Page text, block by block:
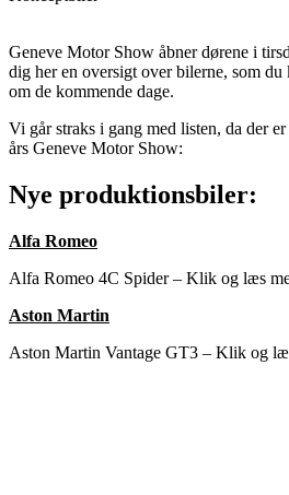
Geneve Motor Show åbner dørene i
dig her en oversigt over bilerne, som du
om de kommende dage.
Vi går straks i gang med listen, da der
års Geneve Motor Show:
Nye produktionsbiler:
Alfa Romeo
Alfa Romeo 4C Spider – Klik og læs
Aston Martin
Aston Martin Vantage GT3 – Klik og